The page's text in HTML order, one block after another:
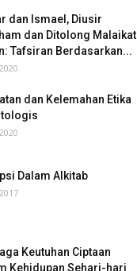
dan Ismael, Diusir
dan Ditolong Malaikat
Tafsiran Berdasarkan...
dan Kelemahan Etika
Dalam Alkitab
Keutuhan Ciptaan
Kehidupan Sehari-hari